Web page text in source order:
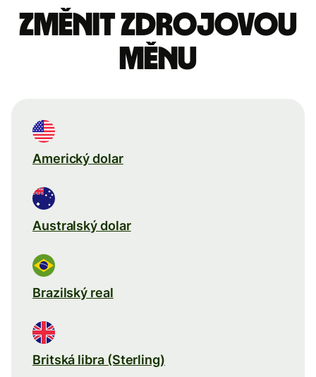
Změnit zdrojovou
měnu
Americký dolar
Australský dolar
Brazilský real
Britská libra (Sterling)